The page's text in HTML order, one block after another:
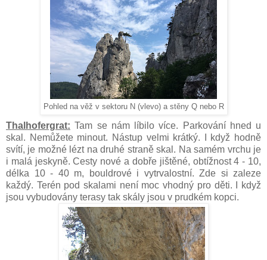
Pohled na věž v sektoru N (vlevo) a stěny Q nebo R
Thalhofergrat: Tam se nám líbilo více. Parkování hned u
skal. Nemůžete minout. Nástup velmi krátký. I když hodně
svítí, je možné lézt na druhé straně skal. Na samém vrchu je
i malá jeskyně. Cesty nové a dobře jištěné, obtížnost 4 - 10,
délka 10 - 40 m, bouldrové i vytrvalostní. Zde si zaleze
každý. Terén pod skalami není moc vhodný pro děti. I když
jsou vybudovány terasy tak skály jsou v prudkém kopci.